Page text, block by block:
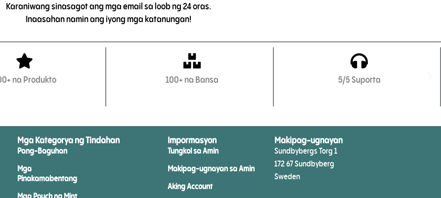
Karaniwang sinasagot ang mga email sa loob ng 24 oras.
Inaasahan namin ang iyong mga katanungan!
na Produkto 100+ na Bansa 5/5 Suporta
Mga Kategorya ng Tindahan
Pang-Baguhan
Mga
Pinakamabentang
Impormasyon
Tungkol sa Amin
Makipag-ugnayan sa Amin
Aking Account
Makipag-ugnayan
Sundbybergs Torg 1
172 67 Sundbyberg
Sweden